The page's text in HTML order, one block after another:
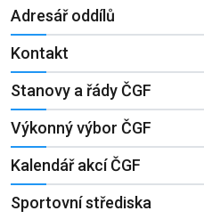
Adresář oddílů
Kontakt
Stanovy a řády ČGF
Výkonný výbor ČGF
Kalendář akcí ČGF
Sportovní střediska